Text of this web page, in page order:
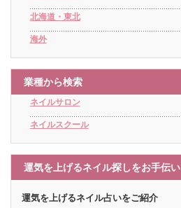
北海道・東北
海外
業種から検索
ネイルサロン
ネイルスクール
運気を上げるネイル探しをお手伝い
運気を上げるネイル占いをご紹介